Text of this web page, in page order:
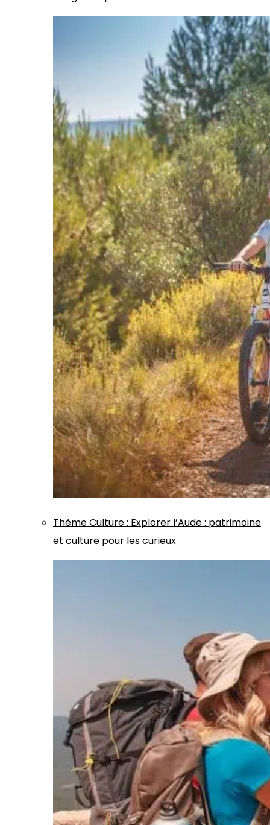
ThèmeCulture: Explorer l’Aude : patrimoine
et culture pour les curieux